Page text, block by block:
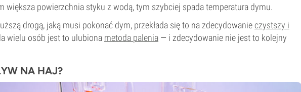
większa powierzchnia styku z wodą, tym szybciej spada temperatura dymu.
drogą, jaką musi pokonać dym, przekłada się to na zdecydowanieczystszy i
wielu osób jest to ulubiona metoda palenia — i zdecydowanie nie jest to kolejny
NA HAJ?